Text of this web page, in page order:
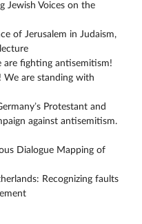
Jewish Voices on the
of Jerusalem in Judaism,
are fighting antisemitism!
We are standing with
Protestant and
against antisemitism.
Dialogue Mapping of
Recognizing faults